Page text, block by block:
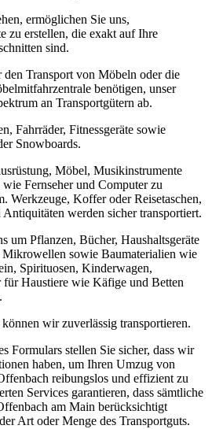
ermöglichen Sie uns,
zu erstellen, die exakt auf Ihre
sind.
Transport von Möbeln oder die
benötigen, unser
an Transportgütern ab.
Fahrräder, Fitnessgeräte sowie
Snowboards.
Möbel, Musikinstrumente
Fernseher und Computer zu
Werkzeuge, Koffer oder Reisetaschen,
werden sicher transportiert.
um Pflanzen, Bücher, Haushaltsgeräte
sowie Baumaterialien wie
Spirituosen, Kinderwagen,
Haustiere wie Käfige und Betten
wir zuverlässig transportieren.
Formulars stellen Sie sicher, dass wir
haben, um Ihren Umzug von
reibungslos und effizient zu
Services garantieren, dass sämtliche
am Main berücksichtigt
Art oder Menge des Transportguts.